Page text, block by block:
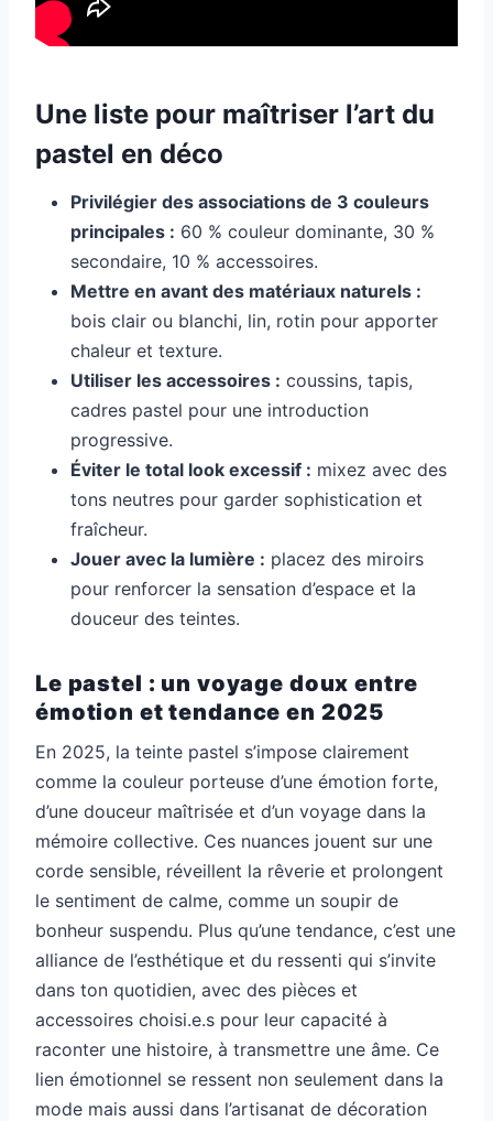
Une liste pour maîtriser l’art du
pastel en déco
Privilégier des associations de 3 couleurs
principales : 60 % couleur dominante, 30 %
secondaire, 10 % accessoires.
Mettre en avant des matériaux naturels :
bois clair ou blanchi, lin, rotin pour apporter
chaleur et texture.
Utiliser les accessoires : coussins, tapis,
cadres pastel pour une introduction
progressive.
Éviter le total look excessif : mixez avec des
tons neutres pour garder sophistication et
fraîcheur.
Jouer avec la lumière : placez des miroirs
pour renforcer la sensation d’espace et la
douceur des teintes.
Le pastel : un voyage doux entre
émotion et tendance en 2025
En 2025, la teinte pastel s’impose clairement
comme la couleur porteuse d’une émotion forte,
d’une douceur maîtrisée et d’un voyage dans la
mémoire collective. Ces nuances jouent sur une
corde sensible, réveillent la rêverie et prolongent
le sentiment de calme, comme un soupir de
bonheur suspendu. Plus qu’une tendance, c’est une
alliance de l’esthétique et du ressenti qui s’invite
dans ton quotidien, avec des pièces et
accessoires choisi.e.s pour leur capacité à
raconter une histoire, à transmettre une âme. Ce
lien émotionnel se ressent non seulement dans la
mode mais aussi dans l’artisanat de décoration